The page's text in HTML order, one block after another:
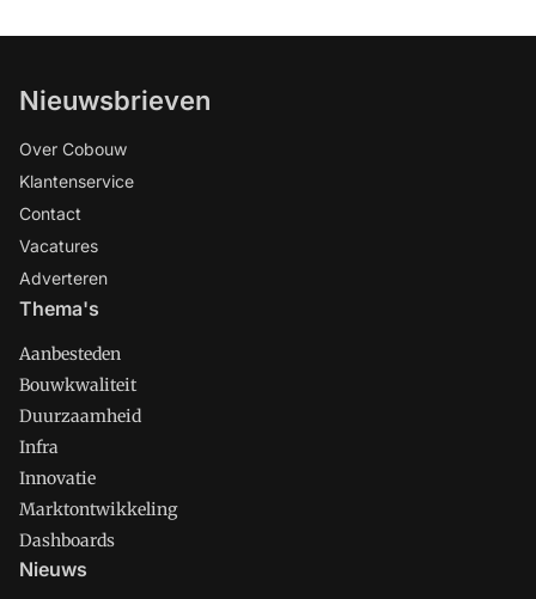
Nieuwsbrieven
Over Cobouw
Klantenservice
Contact
Vacatures
Adverteren
Thema's
Aanbesteden
Bouwkwaliteit
Duurzaamheid
Infra
Innovatie
Marktontwikkeling
Dashboards
Nieuws